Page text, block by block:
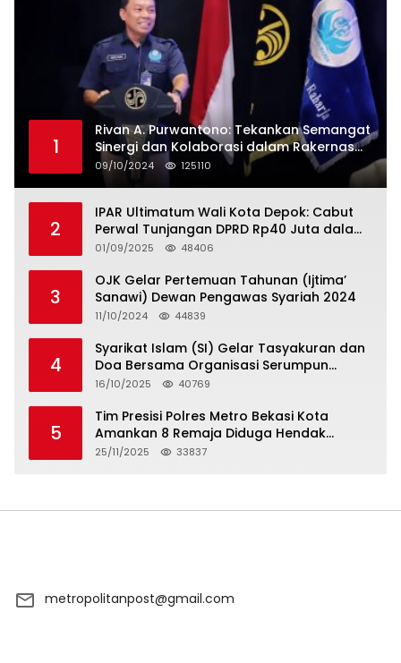
1
Rivan A. Purwantono: Tekankan Semangat
Sinergi dan Kolaborasi dalam Rakernas
Serikat Pekerja Jasa Raharja
09/10/2024 125110
2
IPAR Ultimatum Wali Kota Depok: Cabut
Perwal Tunjangan DPRD Rp40 Juta dalam
5 Hari atau Hadapi Aksi Rakyat
01/09/2025 48406
3
OJK Gelar Pertemuan Tahunan (Ijtima’
Sanawi) Dewan Pengawas Syariah 2024
11/10/2024 44839
4
Syarikat Islam (SI) Gelar Tasyakuran dan
Doa Bersama Organisasi Serumpun
Syarikat Islam Doa
16/10/2025 40769
5
Tim Presisi Polres Metro Bekasi Kota
Amankan 8 Remaja Diduga Hendak
Tawuran
25/11/2025 33837
metropolitanpost@gmail.com